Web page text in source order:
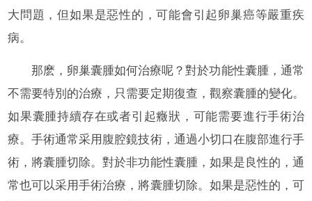
大問題，但如果是惡性的，可能會引起卵巢癌等嚴重疾
病。
那麽，卵巢囊腫如何治療呢？對於功能性囊腫，通常
不需要特別的治療，只需要定期復查，觀察囊腫的變化。
如果囊腫持續存在或者引起癥狀，可能需要進行手術治
療。手術通常采用腹腔鏡技術，通過小切口在腹部進行手
術，將囊腫切除。對於非功能性囊腫，如果是良性的，通
常也可以采用手術治療，將囊腫切除。如果是惡性的，可